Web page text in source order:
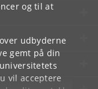
og til at
udbyderne
gemt på din
vil acceptere